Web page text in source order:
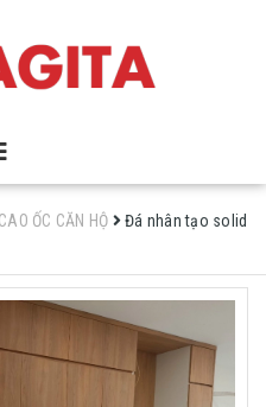
ỐC CĂN HỘ
Đá nhân tạo solid